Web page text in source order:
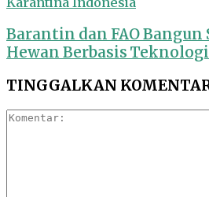
Barantin dan FAO
Hewan Berbasis Teknologi
TINGGALKAN